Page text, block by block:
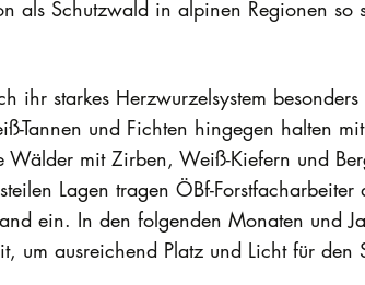
als Schutzwald in alpinen Regionen so
starkes Herzwurzelsystem besonders
Tannen und Fichten hingegen halten
mit Zirben, Weiß-Kiefern und
Lagen tragen ÖBf-Forstfacharbeiter
ein. In den folgenden Monaten und
um ausreichend Platz und Licht für den